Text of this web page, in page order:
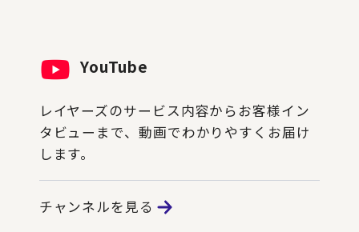
YouTube
レイヤーズのサービス内容からお客様イン
タビューまで、動画でわかりやすくお届け
します。
チャンネルを見る